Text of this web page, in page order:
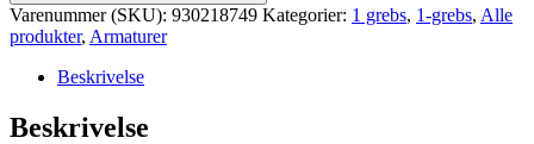
antal
Varenummer (SKU): 930218749 Kategorier: 1 grebs, 1-grebs, Alle
produkter, Armaturer
Beskrivelse
Beskrivelse